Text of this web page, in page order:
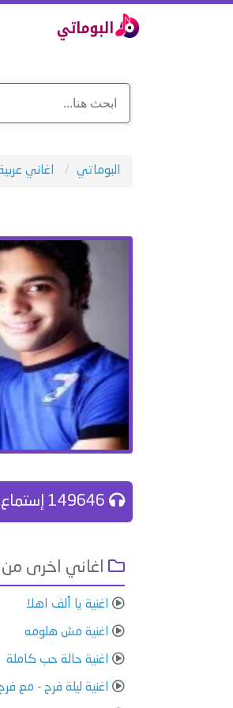
البوماتي اغاني
اغاني اخرى
اغنية يا ألف اهلا
اغنية مش هلومه
اغنية حالة حب كاملة
اغنية ليلة فرح - مع